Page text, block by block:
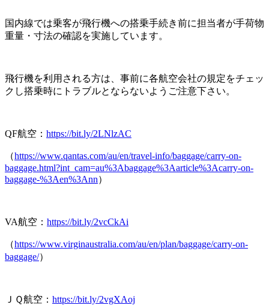
国内線では乗客が飛行機への搭乗手続き前に担当者が手荷物
重量・寸法の確認を実施しています。
飛行機を利用される方は、事前に各航空会社の規定をチェッ
クし搭乗時にトラブルとならないようご注意下さい。
QF航空： https://bit.ly/2LNlzAC
（https://www.qantas.com/au/en/travel-info/baggage/carry-on-
baggage.html?int_cam=au%3Abaggage%3Aarticle%3Acarry-on-
baggage-%3Aen%3Ann）
VA航空： https://bit.ly/2vcCkAi
（https://www.virginaustralia.com/au/en/plan/baggage/carry-on-
baggage/）
ＪＱ航空： https://bit.ly/2vgXAoj